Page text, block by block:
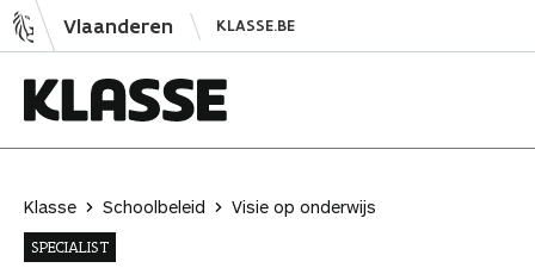
N
a
Vlaanderen KLASSE.BE
a
s
s
Klasse Schoolbeleid
Visie op onderwijs
SPECIALIST